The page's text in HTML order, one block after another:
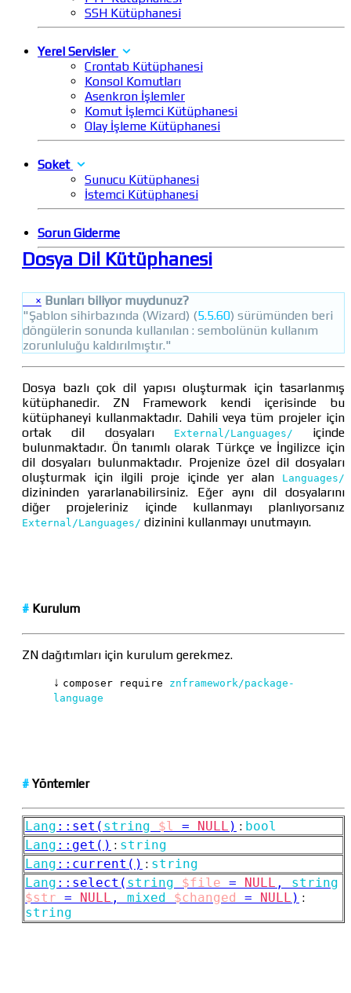
SSH Kütüphanesi
Yerel Servisler
Crontab Kütüphanesi
Konsol Komutları
Asenkron İşlemler
Komut İşlemci Kütüphanesi
Olay İşleme Kütüphanesi
Soket
Sunucu Kütüphanesi
İstemci Kütüphanesi
Sorun Giderme
Dosya Dil Kütüphanesi
× Bunları biliyor muydunuz?
"Şablon sihirbazında (Wizard) (5.5.60) sürümünden beri
döngülerin sonunda kullanılan : sembolünün kullanım
zorunluluğu kaldırılmıştır."
Dosya bazlı çok dil yapısı oluşturmak için tasarlanmış
kütüphanedir. ZN Framework kendi içerisinde bu
kütüphaneyi kullanmaktadır. Dahili veya tüm projeler için
ortak dil dosyaları
External/Languages/
içinde
bulunmaktadır. Ön tanımlı olarak Türkçe ve İngilizce için
dil dosyaları bulunmaktadır. Projenize özel dil dosyaları
oluşturmak için ilgili proje içinde yer alan
Languages/
dizininden yararlanabilirsiniz. Eğer aynı dil dosyalarını
diğer projeleriniz içinde kullanmayı planlıyorsanız
External/Languages/ dizinini kullanmayı unutmayın.
# Kurulum
ZN dağıtımları için kurulum gerekmez.
↓ composer require znframework/package-
language
#Yöntemler
Lang :: set( string $l = NULL ) : bool
Lang :: get() : string
Lang :: current() : string
Lang :: select( string $file = NULL , string
$str = NULL , mixed $changed = NULL ) :
string